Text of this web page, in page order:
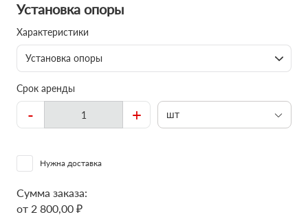
Установка опоры
Характеристики
Установка опоры
Срок аренды
- + шт
Нужна доставка
Сумма заказа:
от 2 800,00 ₽